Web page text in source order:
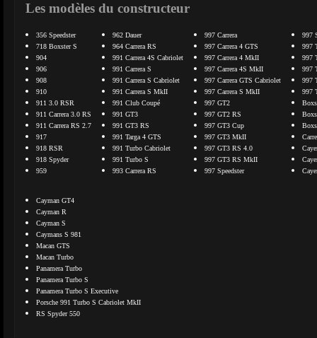
Les modèles du constructeur
356 Speedster
718 Boxster S
904
906
908
910
911 3.0 RSR
911 Carrera 3.0 RS
911 Carrera RS 2.7
917
918 RSR
918 Spyder
959
962 Dauer
964 Carrera RS
991 Carrera 4S Cabriolet
991 Carrera S
991 Carrera S Cabriolet
991 Carrera S MkII
991 Club Coupé
991 GT3
991 GT3 RS
991 Targa 4 GTS
991 Turbo Cabriolet
991 Turbo S
993 Carrera RS
997 Carrera
997 Carrera 4 GTS
997 Carrera 4 MkII
997 Carrera 4S MkII
997 Carrera GTS Cabriolet
997 Carrera S MkII
997 GT2
997 GT2 RS
997 GT3 Cup
997 GT3 MkII
997 GT3 RS 4.0
997 GT3 RS MkII
997 Speedster
997
997
997
997
997
997
Cayman GT4
Cayman R
Cayman S
Caymans S 981
Macan GTS
Macan Turbo
Panamera Turbo
Panamera Turbo S
Panamera Turbo S Executive
Porsche 991 Turbo S Cabriolet MkII
RS Spyder 550